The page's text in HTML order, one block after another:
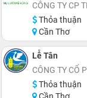
CÔNG TY CP
Thỏa thuận
Cần Thơ
Lễ Tân
CÔNG TY CỔ
Thỏa thuận